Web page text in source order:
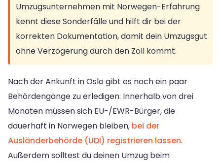
Umzugsunternehmen mit Norwegen-Erfahrung
kennt diese Sonderfälle und hilft dir bei der
korrekten Dokumentation, damit dein Umzugsgut
ohne Verzögerung durch den Zoll kommt.
Nach der Ankunft in Oslo gibt es noch ein paar
Behördengänge zu erledigen: Innerhalb von drei
Monaten müssen sich EU-/EWR-Bürger, die
dauerhaft in Norwegen bleiben, bei der
Ausländerbehörde (UDI) registrieren lassen.
Außerdem solltest du deinen Umzug beim